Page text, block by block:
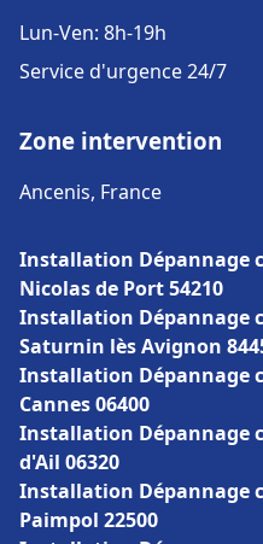
Lun-Ven: 8h-19h
Service d'urgence 24/7
Zone intervention
Ancenis, France
Installation Dépannage
Nicolas de Port 54210
Installation Dépannage
Saturnin lès Avignon
Installation Dépannage
Cannes 06400
Installation Dépannage
d'Ail 06320
Installation Dépannage
Paimpol 22500